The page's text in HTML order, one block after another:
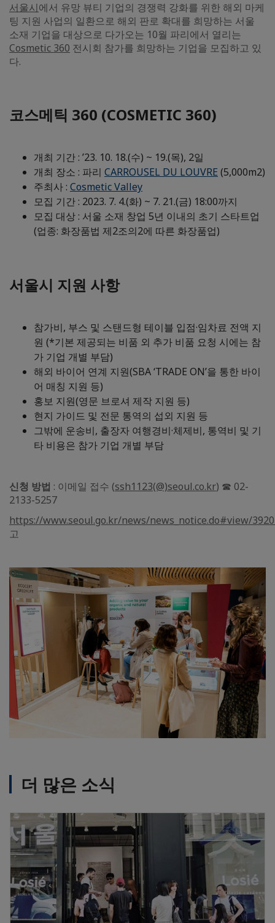
서울시에서 유망 뷰티 기업의 경쟁력 강화를 위한 해외 마케
팅 지원 사업의 일환으로 해외 판로 확대를 희망하는 서울
소재 기업을 대상으로 다가오는 10월 파리에서 열리는
Cosmetic 360 전시회 참가를 희망하는 기업을 모집하고 있
다.
코스메틱 360 (COSMETIC 360)
개최 기간 : ’23. 10. 18.(수) ~ 19.(목), 2일
개최 장소 : 파리 CARROUSEL DU LOUVRE (5,000m2)
주최사 : Cosmetic Valley
모집 기간 : 2023. 7. 4.(화) ~ 7. 21.(금) 18:00까지
모집 대상 : 서울 소재 창업 5년 이내의 초기 스타트업
(업종: 화장품법 제2조의2에 따른 화장품업)
서울시 지원 사항
참가비, 부스 및 스탠드형 테이블 입점·임차료 전액 지
원 (*기본 제공되는 비품 외 추가 비품 요청 시에는 참
가 기업 개별 부담)
해외 바이어 연계 지원(SBA ‘TRADE ON’을 통한 바이
어 매칭 지원 등)
홍보 지원(영문 브로셔 제작 지원 등)
현지 가이드 및 전문 통역의 섭외 지원 등
그밖에 운송비, 출장자 여행경비·체제비, 통역비 및 기
타 비용은 참가 기업 개별 부담
신청 방법 : 이메일 접수 (ssh1123(@)seoul.co.kr) ☎ 02-
2133-5257
https://www.seoul.go.kr/news/news_notice.do#view/
고
더 많은 소식